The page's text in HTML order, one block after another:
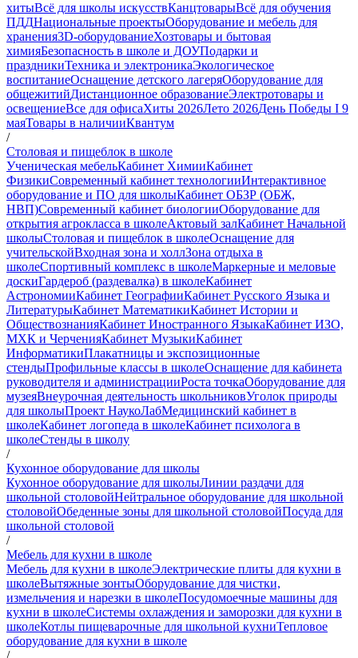
хитыВсё для школы искусствКанцтоварыВсё для обучения
ПДДНациональные проектыОборудование и мебель для
хранения3D-оборудованиеХозтовары и бытовая
химияБезопасность в школе и ДОУПодарки и
праздникиТехника и электроникаЭкологическое
воспитаниеОснащение детского лагеряОборудование для
общежитийДистанционное образованиеЭлектротовары и
освещениеВсе для офисаХиты 2026Лето 2026День Победы I 9
маяТовары в наличииКвантум
/
Столовая и пищеблок в школе
Ученическая мебельКабинет ХимииКабинет
ФизикиСовременный кабинет технологииИнтерактивное
оборудование и ПО для школыКабинет ОБЗР (ОБЖ,
НВП)Современный кабинет биологииОборудование для
открытия агрокласса в школеАктовый залКабинет Начальной
школыСтоловая и пищеблок в школеОснащение для
учительскойВходная зона и холлЗона отдыха в
школеСпортивный комплекс в школеМаркерные и меловые
доскиГардероб (раздевалка) в школеКабинет
АстрономииКабинет ГеографииКабинет Русского Языка и
ЛитературыКабинет МатематикиКабинет Истории и
ОбществознанияКабинет Иностранного ЯзыкаКабинет ИЗО,
МХК и ЧерченияКабинет МузыкиКабинет
ИнформатикиПлакатницы и экспозиционные
стендыПрофильные классы в школеОснащение для кабинета
руководителя и администрацииРоста точкаОборудование для
музеяВнеурочная деятельность школьниковУголок природы
для школыПроект НаукоЛабМедицинский кабинет в
школеКабинет логопеда в школеКабинет психолога в
школеСтенды в школу
/
Кухонное оборудование для школы
Кухонное оборудование для школыЛинии раздачи для
школьной столовойНейтральное оборудование для школьной
столовойОбеденные зоны для школьной столовойПосуда для
школьной столовой
/
Мебель для кухни в школе
Мебель для кухни в школеЭлектрические плиты для кухни в
школеВытяжные зонтыОборудование для чистки,
измельчения и нарезки в школеПосудомоечные машины для
кухни в школеСистемы охлаждения и заморозки для кухни в
школеКотлы пищеварочные для школьной кухниТепловое
оборудование для кухни в школе
/